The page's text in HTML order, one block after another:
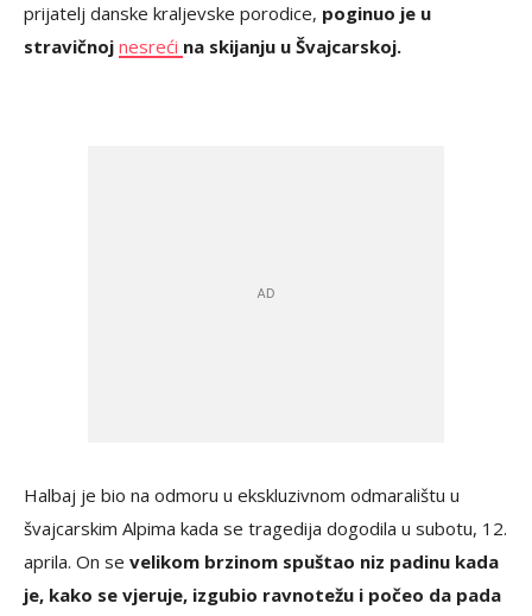
prijatelj danske kraljevske porodice, poginuo je u
stravičnoj nesreći na skijanju u Švajcarskoj.
Halbaj je bio na odmoru u ekskluzivnom odmaralištu u
švajcarskim Alpima kada se tragedija dogodila u subotu, 12.
aprila. On se velikom brzinom spuštao niz padinu kada
je, kako se vjeruje, izgubio ravnotežu i počeo da pada